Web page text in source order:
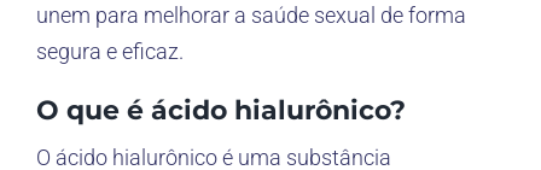
unem para melhorar a saúde sexual de forma
segura e eficaz.
O que é ácido hialurônico?
O ácido hialurônico é uma substância